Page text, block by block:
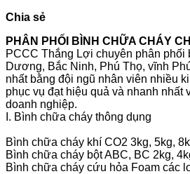
Chia sẻ
PHÂN PHỐI BÌNH CHỮA CHÁY
PCCC Thắng Lợi chuyên phân
Dương, Bắc Ninh, Phú Thọ, vĩnh
nhất bằng đội ngũ nhân viên nhiều
phục vụ đạt hiệu quả và nhanh
doanh nghiệp.
I. Bình chữa cháy thông dụng
Bình chữa cháy khí CO2 3kg, 5kg,
Bình chữa cháy bột ABC, BC 2kg,
Bình chữa cháy cứu hỏa Foam các